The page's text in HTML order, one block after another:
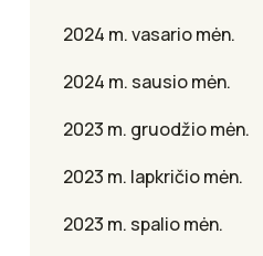
2024 m. vasario mėn.
2024 m. sausio mėn.
2023 m. gruodžio mėn.
2023 m. lapkričio mėn.
2023 m. spalio mėn.